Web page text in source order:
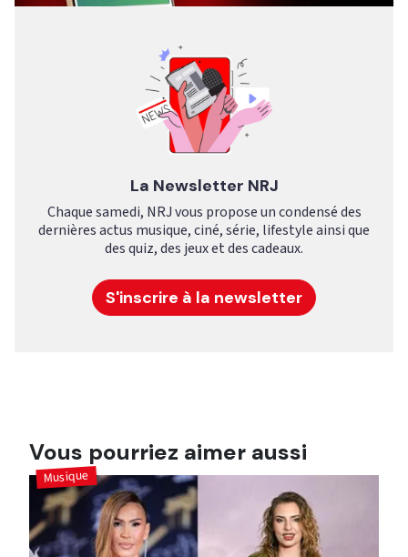
La Newsletter NRJ
Chaque samedi, NRJ vous propose un condensé des
dernières actus musique, ciné, série, lifestyle ainsi que
des quiz, des jeux et des cadeaux.
S'inscrire à la newsletter
Vous pourriez aimer aussi
Musique